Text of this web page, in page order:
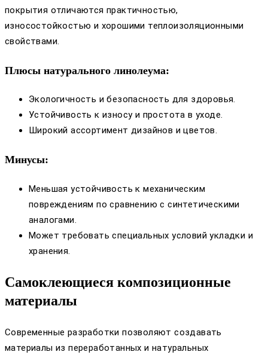
покрытия отличаются практичностью,
износостойкостью и хорошими теплоизоляционными
свойствами.
Плюсы натурального линолеума:
Экологичность и безопасность для здоровья.
Устойчивость к износу и простота в уходе.
Широкий ассортимент дизайнов и цветов.
Минусы:
Меньшая устойчивость к механическим
повреждениям по сравнению с синтетическими
аналогами.
Может требовать специальных условий укладки и
хранения.
Самоклеющиеся композиционные
материалы
Современные разработки позволяют создавать
материалы из переработанных и натуральных